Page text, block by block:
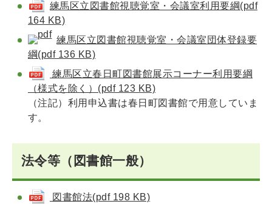
練馬区立図書館視聴覚室・会議室利用要綱(pdf
164 KB)
練馬区立図書館視聴覚室・会議室団体登録要
綱(pdf 136 KB)
練馬区立春日町図書館展示コーナー利用要綱
（様式を除く）(pdf 123 KB)
（注記）利用申込書は春日町図書館で用意していま
す。
法令等（図書館一般）
図書館法(pdf 198 KB)